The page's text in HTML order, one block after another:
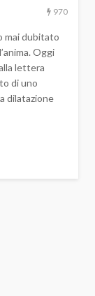
970
mai dubitato
Oggi
lettera
di uno
dilatazione